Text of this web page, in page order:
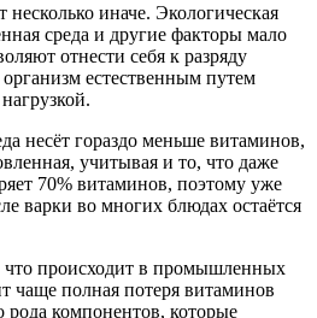
несколько иначе. Экологическая
среда и другие факторы мало
отнести себя к разряду
естественным путем
несёт гораздо меньше витаминов,
учитывая и то, что даже
70% витаминов, поэтому уже
варки во многих блюдах остаётся
происходит в промышленных
чаще полная потеря витаминов
рода компонентов, которые